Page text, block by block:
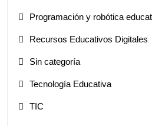
Programación y robótica
Recursos Educativos Digitales
Sin categoría
Tecnología Educativa
TIC